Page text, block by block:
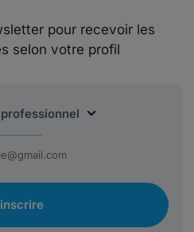
pour recevoir les
selon votre profil